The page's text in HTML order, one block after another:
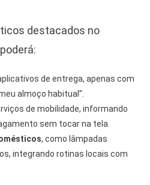
destacados no
de entrega, apenas com
almoço habitual”.
de mobilidade, informando
sem tocar na tela.
, como lâmpadas
integrando rotinas locais com